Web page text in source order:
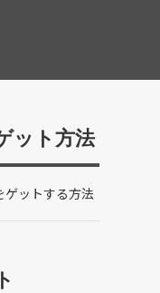
ット方法
ゲットする方法